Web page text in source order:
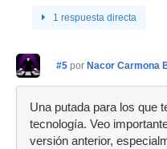
1 respuesta directa
#5 por Nacor Carmona
Una putada para los que
tecnología. Veo
versión anterior,